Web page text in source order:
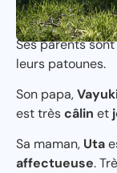
Ses parents
leurs patounes.
Son papa,
est trèscâlin et
Sa maman, Uta
affectueuse.